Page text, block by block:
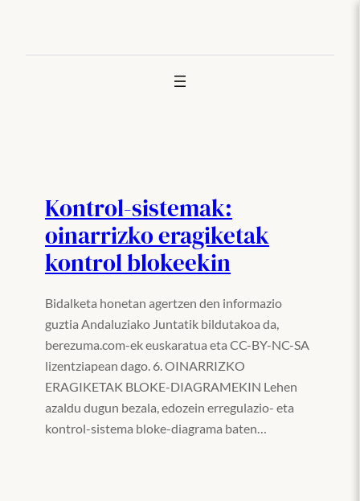
Kontrol-sistemak:
oinarrizko eragiketak
kontrol blokeekin
Bidalketa honetan agertzen den informazio
guztia Andaluziako Juntatik bildutakoa da,
berezuma.com-ek euskaratua eta CC-BY-NC-SA
lizentziapean dago. 6. OINARRIZKO
ERAGIKETAK BLOKE-DIAGRAMEKIN Lehen
azaldu dugun bezala, edozein erregulazio- eta
kontrol-sistema bloke-diagrama baten…